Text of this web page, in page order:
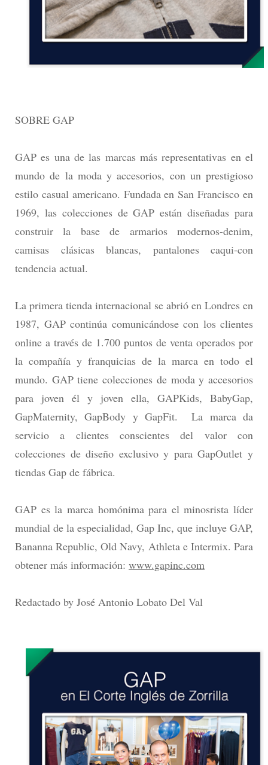
SOBRE GAP
GAP es una de las marcas más representativas en el
mundo de la moda y accesorios, con un prestigioso
estilo casual americano. Fundada en San Francisco en
1969, las colecciones de GAP están diseñadas para
construir la base de armarios modernos-denim,
camisas clásicas blancas, pantalones caqui-con
tendencia actual.
La primera tienda internacional se abrió en Londres en
1987, GAP continúa comunicándose con los clientes
online a través de 1.700 puntos de venta operados por
la compañía y franquicias de la marca en todo el
mundo. GAP tiene colecciones de moda y accesorios
para joven él y joven ella, GAPKids, BabyGap,
GapMaternity, GapBody y GapFit. La marca da
servicio a clientes conscientes del valor con
colecciones de diseño exclusivo y para GapOutlet y
tiendas Gap de fábrica.
GAP es la marca homónima para el minosrista líder
mundial de la especialidad, Gap Inc, que incluye GAP,
Bananna Republic, Old Navy, Athleta e Intermix. Para
obtener más información: www.gapinc.com
Redactado by José Antonio Lobato Del Val